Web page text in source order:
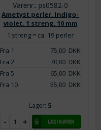
Varenr.: ps0582-0
Ametyst perler. Indigo-
violet. 1 streng. 10 mm
1 streng = ca. 19 perler
Fra 1
75,00DKK
Fra 2
70,00DKK
Fra 5
65,00DKK
Fra 10
55,00DKK
Lager: 5